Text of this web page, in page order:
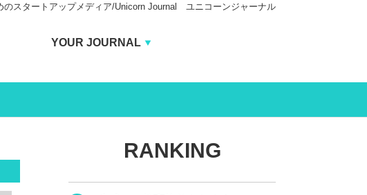
のスタートアップメディア/Unicorn Journal ユニコーンジャーナル
ーンジャーナル Unicorn Journal
RANKING
YOUR JOURNAL
BUSINESS JOURNAL
ENERGY MANAGEMENT JOURNAL
INBOUND JOURNAL